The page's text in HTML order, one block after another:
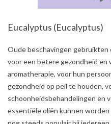
Eucalyptus (Eucalyptus)
2021-
Oude beschavingen
voor een betere gezondheid en
aromatherapie, voor hun
gezondheid op peil te houden,
schoonheidsbehandelingen en
essentiële oliën kunnen